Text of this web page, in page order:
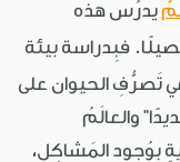
يدرُس هذه
فبِدراسة بيئة
تَصرُّفِ الحيوان على
والعالَمُ
بِوُجود المَشاكِل،